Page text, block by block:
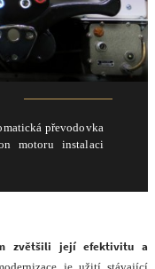
převodovka
motoru instalaci
zvětšili její efektivitu a